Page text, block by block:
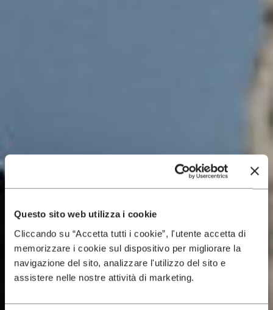
Questo sito web utilizza i cookie
Cliccando su “Accetta tutti i cookie”, l'utente accetta di
memorizzare i cookie sul dispositivo per migliorare la
navigazione del sito, analizzare l'utilizzo del sito e
assistere nelle nostre attività di marketing.